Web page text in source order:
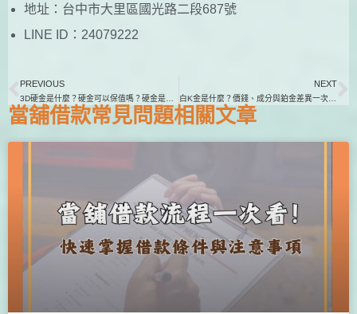
地址：台中市大里區國光路二段687號
LINE ID：24079222
PREVIOUS NEXT
當舖借款常見問題相關文章